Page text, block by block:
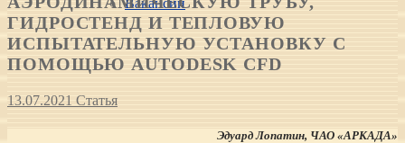
Вакансии
ГИДРОСТЕНД И ТЕПЛОВУЮ
ИСПЫТАТЕЛЬНУЮ УСТАНОВКУ С
ПОМОЩЬЮ AUTODESK CFD
13.07.2021 Статья
Эдуард Лопатин, ЧАО «АРКАДА»